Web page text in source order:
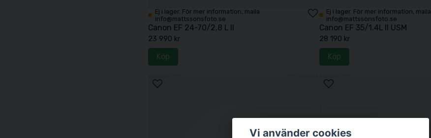
Ej i lager. För mer information, maila
info@mattssonsfoto.se
Canon EF 24-70/2,8 L II
23 990 kr
Köp
Ej i lager. För mer information, maila
info@mattssonsfoto.se
Canon EF 35/1.4L II USM
28 190 kr
Köp
Vi använder cookies